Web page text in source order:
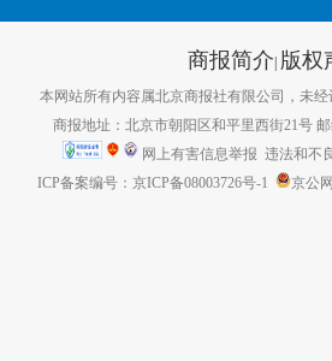
商报简介| 版权
本网站所有内容属北京商报社有限公司，未经
商报地址：北京市朝阳区和平里西街21号
网上有害信息举报 违法和不
ICP备案编号：京ICP备08003726号-1
京公